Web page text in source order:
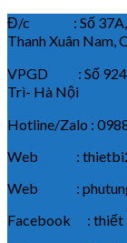
Đ/c : Số 37A, tổ
Thanh Xuân Nam,
VPGD : Số 924
Trì- Hà Nội
Hotline/Zalo :
Web :
Web :
Facebook : thiết